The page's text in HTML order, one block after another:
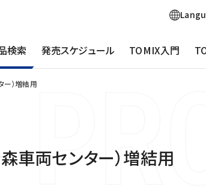
検索 発売スケジュール TOMIX入門
ー）増結用
車両センター）増結用